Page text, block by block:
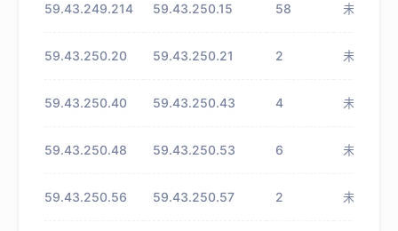
59.43.249.214 59.43.250.15 58 未知
59.43.250.20 59.43.250.21 2 未知
59.43.250.40 59.43.250.43 4 未知
59.43.250.48 59.43.250.53 6 未知
59.43.250.56 59.43.250.57 2 未知